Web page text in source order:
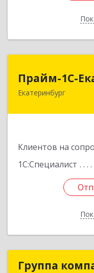
Прайм-1С-
Екатеринбург
Клиентов на
1С:Специалист
620142,
Группа